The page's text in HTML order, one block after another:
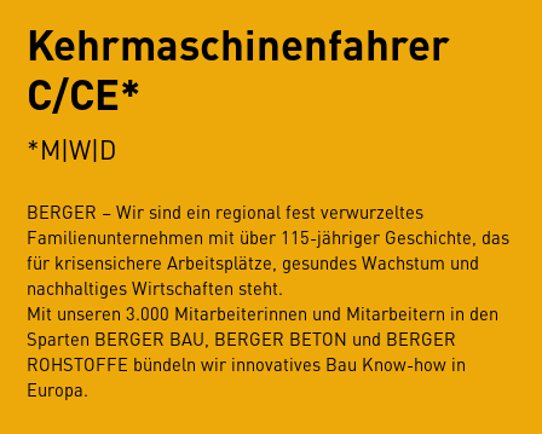
Kehrmaschinenfahrer
C/CE*
*M|W|D
BERGER – Wir sind ein regional fest verwurzeltes
Familienunternehmen mit über 115-jähriger Geschichte, das
für krisensichere Arbeitsplätze, gesundes Wachstum und
nachhaltiges Wirtschaften steht.
Mit unseren 3.000 Mitarbeiterinnen und Mitarbeitern in den
Sparten BERGER BAU, BERGER BETON und BERGER
ROHSTOFFE bündeln wir innovatives Bau Know-how in
Europa.